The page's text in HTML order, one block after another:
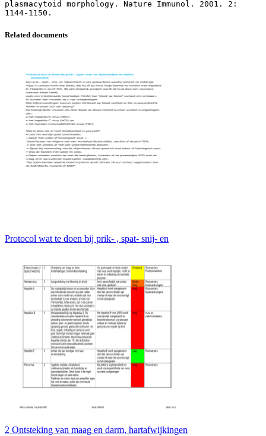
plasmacytoid morphology. Nature Immunol. 2001. 2:
Related documents
Protocol wat te doen bij prik- , spat- snij- en
2 Ontsteking van maag en darm, hartafwijkingen